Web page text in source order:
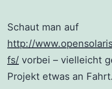
Schaut man auf
http://
fs/ vorbei – vielleicht
Projekt etwas an